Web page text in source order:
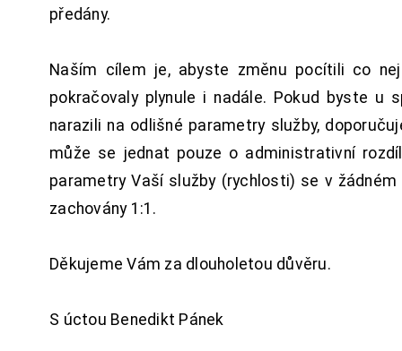
předány.
Naším cílem je, abyste změnu pocítili co
pokračovaly plynule i nadále. Pokud byste u
narazili na odlišné parametry služby,
může se jednat pouze o administrativní
parametry Vaší služby (rychlosti) se v
zachovány 1:1.
Děkujeme Vám za dlouholetou důvěru.
S úctou Benedikt Pánek